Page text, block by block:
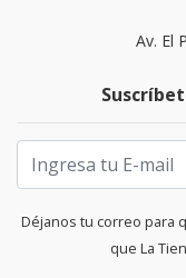
Av. El
Déjanos tu correo para
que La